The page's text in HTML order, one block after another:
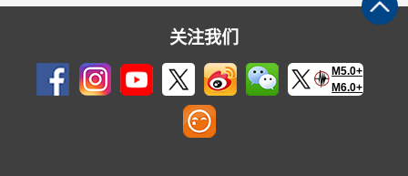
关注我们
M5.0+
M6.0+